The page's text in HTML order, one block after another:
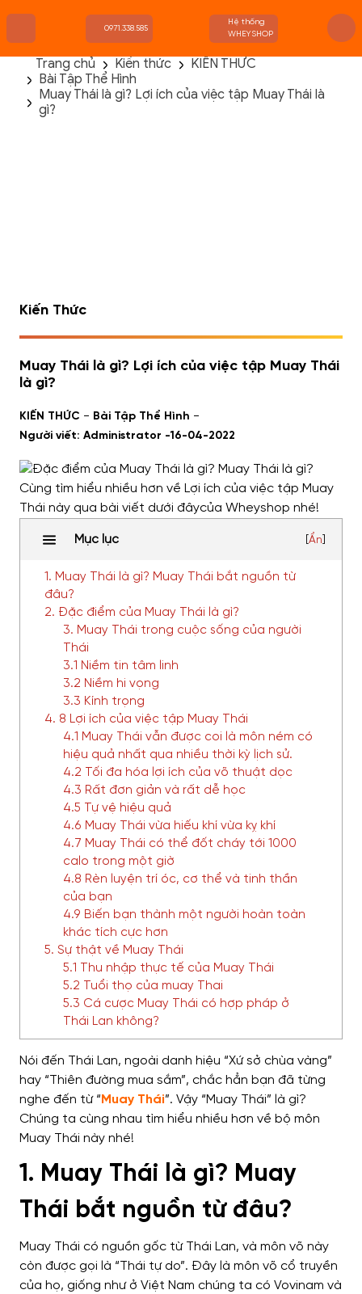
TRANG CHỦ
FLASH SALE
THANH LÝ
0971.338.585
Hệ thống
WHEYSHOP
Trang chủ Kiến thức
KIẾN THỨC
Bài Tập Thể Hình
Muay Thái là gì? Lợi ích của việc tập Muay Thái là
gì?
Kiến Thức
Muay Thái là gì? Lợi ích của việc tập Muay Thái
là gì?
KIẾN THỨC - Bài Tập Thể Hình -
Người viết: Administrator -16-04-2022
Mục lục Ẩn
1. Muay Thái là gì? Muay Thái bắt nguồn từ
đâu?
2. Đặc điểm của Muay Thái là gì?
3. Muay Thái trong cuộc sống của người
Thái
3.1 Niềm tin tâm linh
3.2 Niềm hi vọng
3.3 Kính trọng
4. 8 Lợi ích của việc tập Muay Thái
4.1 Muay Thái vẫn được coi là môn ném có
hiệu quả nhất qua nhiều thời kỳ lịch sử.
4.2 Tối đa hóa lợi ích của võ thuật dọc
4.3 Rất đơn giản và rất dễ học
4.5 Tự vệ hiệu quả
4.6 Muay Thái vừa hiếu khí vừa kỵ khí
4.7 Muay Thái có thể đốt cháy tới 1000
calo trong một giờ
4.8 Rèn luyện trí óc, cơ thể và tinh thần
của bạn
4.9 Biến bạn thành một người hoàn toàn
khác tích cực hơn
5. Sự thật về Muay Thái
5.1 Thu nhập thực tế của Muay Thái
5.2 Tuổi thọ của muay Thai
5.3 Cá cược Muay Thái có hợp pháp ở
Thái Lan không?
Nói đến Thái Lan, ngoài danh hiệu “Xứ sở chùa vàng”
hay “Thiên đường mua sắm”, chắc hẳn bạn đã từng
nghe đến từ “ Muay Thái”. Vậy “Muay Thái” là gì?
Chúng ta cùng nhau tìm hiểu nhiều hơn về bộ môn
Muay Thái này nhé!
1. Muay Thái là gì? Muay
Thái bắt nguồn từ đâu?
Muay Thái có nguồn gốc từ Thái Lan, và môn võ này
còn được gọi là “Thái tự do”. Đây là môn võ cổ truyền
của họ, giống như ở Việt Nam chúng ta có Vovinam và